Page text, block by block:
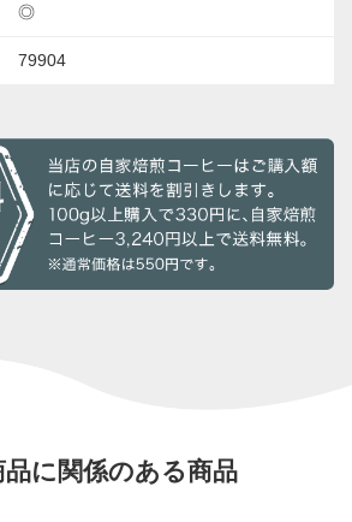
◎
79904
品に関係のある商品